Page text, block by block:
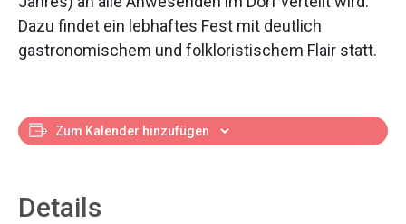
Dazu findet ein lebhaftes Fest mit deutlich
gastronomischem und folkloristischem Flair statt.
Zum Kalender hinzufügen
Details